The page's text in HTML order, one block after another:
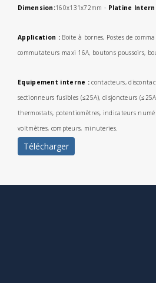
Dimension:160x131x72mm - Platine
Application : Boite à bornes, Postes de
commutateurs maxi 16A, boutons poussoirs,
Equipement interne : contacteurs,
sectionneurs fusibles (≤25A), disjoncteurs
thermostats, potentiomètres, indicateurs
voltmètres, compteurs, minuteries.
Télécharger